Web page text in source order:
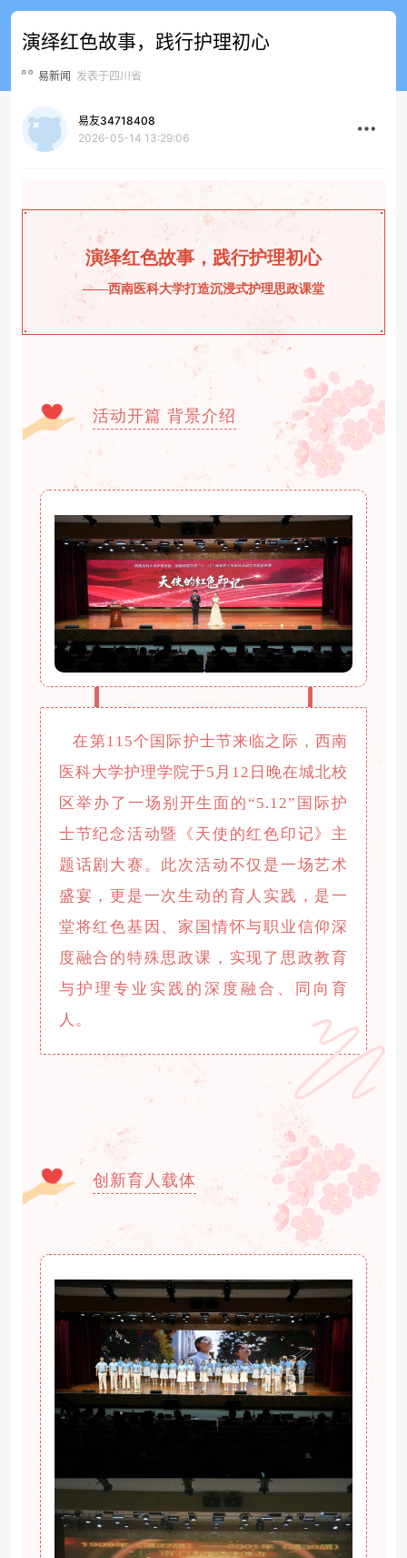
演绎红色故事，践行护理初心
易新闻 发表于四川省
易友34718408
2026-05-14 13:29:06
演绎红色故事，践行护理初心
——西南医科大学打造沉浸式护理思政课堂
活动开篇 背景介绍
在第115个国际护士节来临之际，西南
医科大学护理学院于5月12日晚在城北校
区举办了一场别开生面的“5.12”国际护
士节纪念活动暨《天使的红色印记》主
题话剧大赛。此次活动不仅是一场艺术
盛宴，更是一次生动的育人实践，是一
堂将红色基因、家国情怀与职业信仰深
度融合的特殊思政课，实现了思政教育
与护理专业实践的深度融合、同向育
人。
创新育人载体